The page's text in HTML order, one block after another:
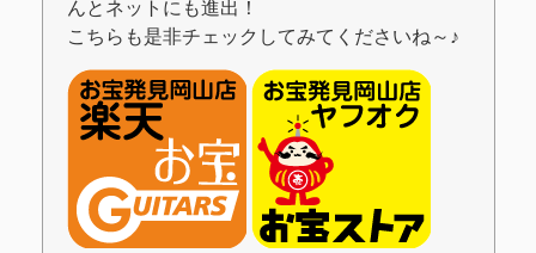
んとネットにも進出！
こちらも是非チェックしてみてくださいね～♪